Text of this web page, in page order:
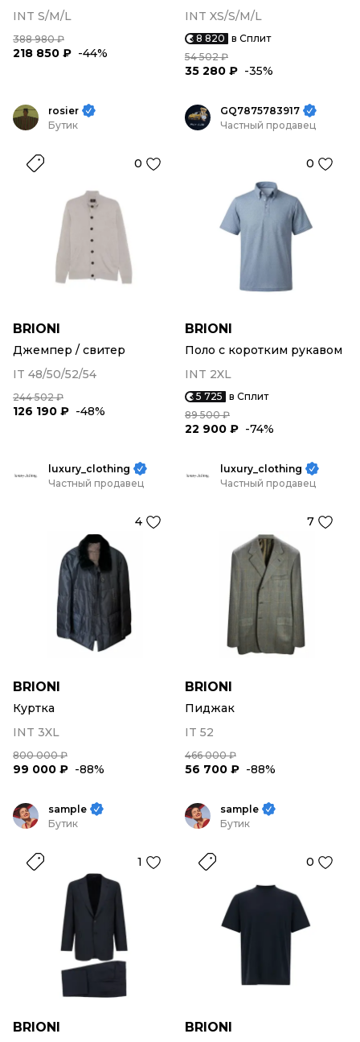
INT S/M/L
388 980 ₽
218 850 ₽ -44%
INT XS/S/M/L
8 820 в Сплит
54 502 ₽
35 280 ₽ -35%
rosier
Бутик
0
BRIONI
Джемпер / свитер
IT 48/50/52/54
244 502 ₽
126 190 ₽ -48%
GQ7875783917
Частный продавец
0
BRIONI
Поло с коротким рукавом
INT 2XL
5 725 в Сплит
89 500 ₽
22 900 ₽ -74%
luxury_clothing
Частный продавец
4
BRIONI
Куртка
INT 3XL
800 000 ₽
99 000 ₽ -88%
luxury_clothing
Частный продавец
7
BRIONI
Пиджак
IT 52
466 000 ₽
56 700 ₽ -88%
sample
Бутик
1
BRIONI
sample
Бутик
0
BRIONI